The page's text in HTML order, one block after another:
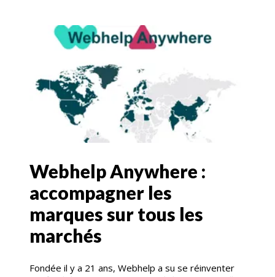
Webhelp Anywhere :
accompagner les
marques sur tous les
marchés
Fondée il y a 21 ans, Webhelp a su se réinventer